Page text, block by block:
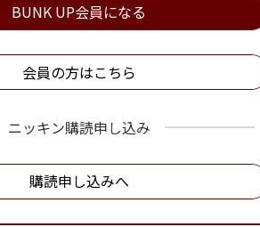
BUNK UP会員になる
会員の方はこちら
ニッキン購読申し込み
購読申し込みへ